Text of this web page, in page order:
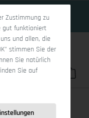
Du hast 0
Zustimmung zu
gut funktioniert
und allen, die
stimmen Sie der
Sie natürlich
Sie auf